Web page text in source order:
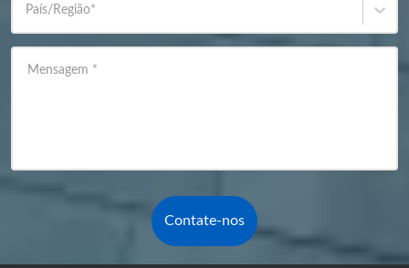
País/Região*
Mensagem *
Contate-nos